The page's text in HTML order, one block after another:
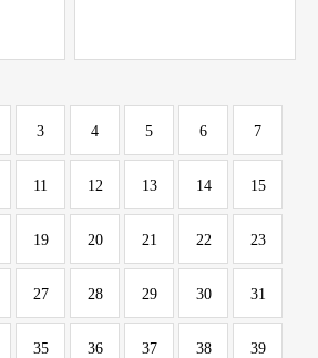
3 4 5 6 7
11 12 13 14 15
19 20 21 22 23
27 28 29 30 31
35 36 37 38 39